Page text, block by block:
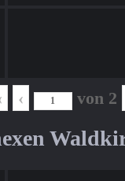
‹ von 2